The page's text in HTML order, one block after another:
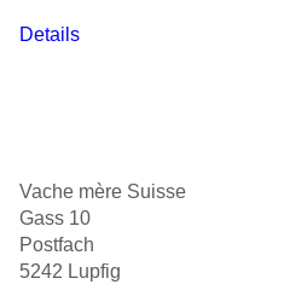
Details
Vache mère Suisse
Gass 10
Postfach
5242 Lupfig